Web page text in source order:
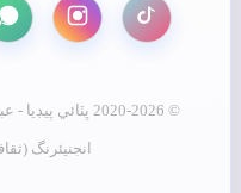
© 2020-2026
انجنيئرنگ